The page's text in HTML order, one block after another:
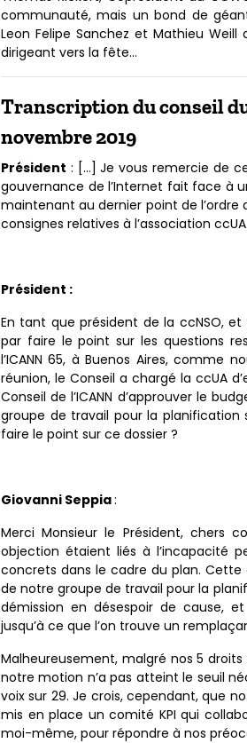
communauté, mais un bond de
Leon Felipe Sanchez et Mathieu Weill
dirigeant vers la fête…
Transcription du conseil
novembre 2019
Président : […] Je vous remercie de
gouvernance de l’Internet fait face à
maintenant au dernier point de l’ordre
consignes relatives à l’association
Président :
En tant que président de la ccNSO,
par faire le point sur les questions
l’ICANN 65, à Buenos Aires, comme
réunion, le Conseil a chargé la ccUA
Conseil de l’ICANN d’approuver le
groupe de travail pour la planification
faire le point sur ce dossier ?
Giovanni Seppia:
Merci Monsieur le Président, chers
objection étaient liés à l’incapacité
concrets dans le cadre du plan. Cette
de notre groupe de travail pour la
démission en désespoir de cause,
jusqu’à ce que l’on trouve un
Malheureusement, malgré nos 5
notre motion n’a pas atteint le seuil
voix sur 29. Je crois, cependant, que
mis en place un comité KPI qui
moi-même, pour répondre à nos